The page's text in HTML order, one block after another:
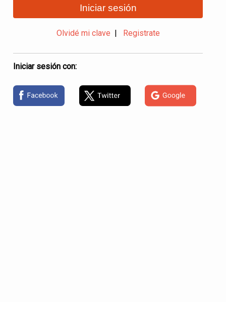
Iniciar sesión
Olvidé mi clave Registrate
Iniciar sesión con: